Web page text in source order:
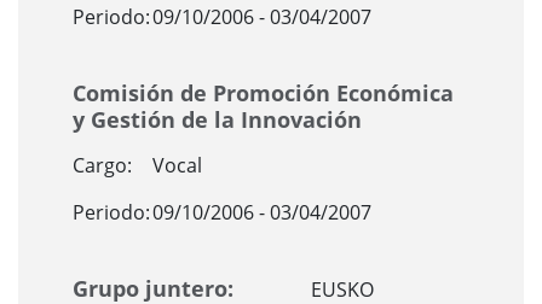
Periodo:09/10/2006 - 03/04/2007
Comisión de Promoción Económica
y Gestión de la Innovación
Cargo:
Vocal
Periodo:09/10/2006 - 03/04/2007
Grupo juntero:
EUSKO